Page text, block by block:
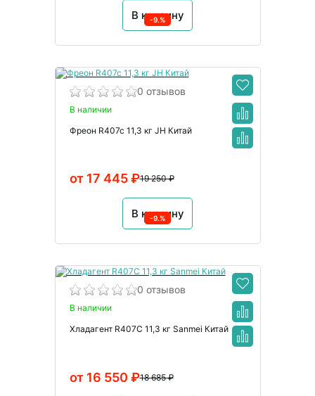
В корзину
-9.%
0 отзывов
В наличии
Фреон R407c 11,3 кг JH Китай
19 250 ₽
от 17 445 ₽
В корзину
-9.%
0 отзывов
В наличии
Хладагент R407C 11,3 кг Sanmei Китай
18 685 ₽
от 16 550 ₽